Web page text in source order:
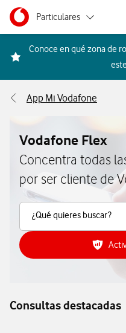
Ir a la pagina principal de
Menu navegación
Particulares
Autónomos
Grandes empresas
Conoce en qué zona de
App Mi Vodafone
Vodafone Flex
Concentra todas
por ser cliente de
¿Qué quieres buscar?
Buscar Contenido
Consultas destacadas